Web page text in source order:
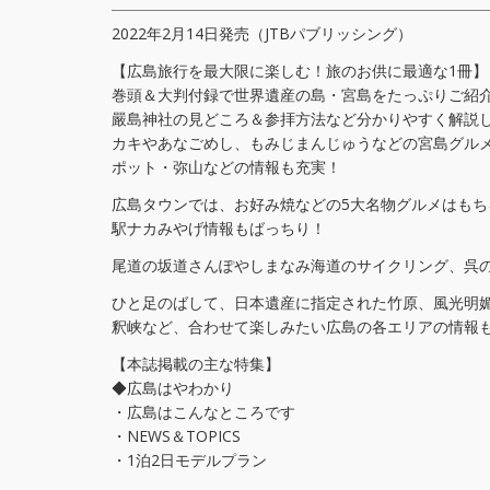
2022年2月14日発売（JTBパブリッシング）
【広島旅行を最大限に楽しむ！旅のお供に最適な1冊】
巻頭＆大判付録で世界遺産の島・宮島をたっぷりご紹
嚴島神社の見どころ＆参拝方法など分かりやすく解説
カキやあなごめし、もみじまんじゅうなどの宮島グ
ポット・弥山などの情報も充実！
広島タウンでは、お好み焼などの5大名物グルメはも
駅ナカみやげ情報もばっちり！
尾道の坂道さんぽやしまなみ海道のサイクリング、
ひと足のばして、日本遺産に指定された竹原、風光
釈峡など、合わせて楽しみたい広島の各エリアの情報
【本誌掲載の主な特集】
◆広島はやわかり
・広島はこんなところです
・NEWS＆TOPICS
・1泊2日モデルプラン